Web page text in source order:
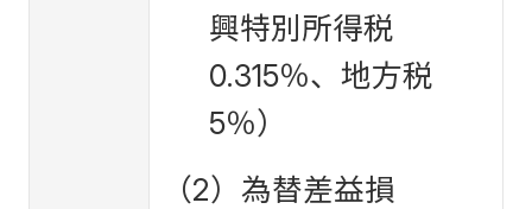
興特別所得税
0.315％、地方税
5％）
（2）為替差益損